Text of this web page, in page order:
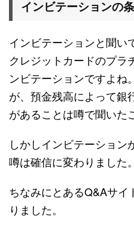
インビテーションの
インビテーションと聞い
クレジットカードのプラ
ンビテーションですよね
が、預金残高によって銀
があることは噂で聞いた
しかしインビテーショ
噂は確信に変わりました。
ちなみにとあるQ&Aサ
りました。